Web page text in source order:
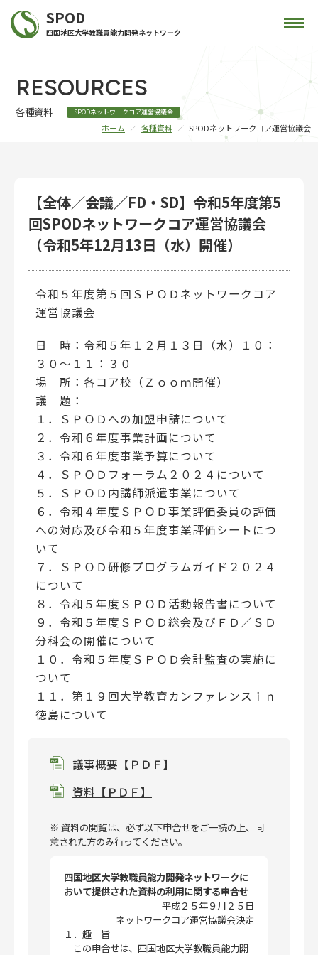
SPOD
四国地区大学教職員能力開発ネットワーク
RESOURCES
各種資料 SPODネットワークコア運営協議会
ホーム 各種資料 SPODネットワークコア運営協議会
【全体／会議／FD・SD】令和5年度第5
回SPODネットワークコア運営協議会
（令和5年12月13日（水）開催）
令和５年度第５回ＳＰＯＤネットワークコア
運営協議会
日 時：令和５年１２月１３日（水）１０：
３０～１１：３０
場 所：各コア校（Ｚｏｏｍ開催）
議 題：
１．ＳＰＯＤへの加盟申請について
２．令和６年度事業計画について
３．令和６年度事業予算について
４．ＳＰＯＤフォーラム２０２４について
５．ＳＰＯＤ内講師派遣事業について
６．令和４年度ＳＰＯＤ事業評価委員の評価
への対応及び令和５年度事業評価シートにつ
いて
７．ＳＰＯＤ研修プログラムガイド２０２４
について
８．令和５年度ＳＰＯＤ活動報告書について
９．令和５年度ＳＰＯＤ総会及びＦＤ／ＳＤ
分科会の開催について
１０．令和５年度ＳＰＯＤ会計監査の実施に
ついて
１１．第１９回大学教育カンファレンスｉｎ
徳島について
議事概要【ＰＤＦ】
資料【ＰＤＦ】
※ 資料の閲覧は、必ず以下申合せをご一読の上、同
意された方のみ行ってください。
四国地区大学教職員能力開発ネットワークに
おいて提供された資料の利用に関する申合せ
平成２５年９月２５日
ネットワークコア運営協議会決定
１．趣 旨
この申合せは、四国地区大学教職員能力開